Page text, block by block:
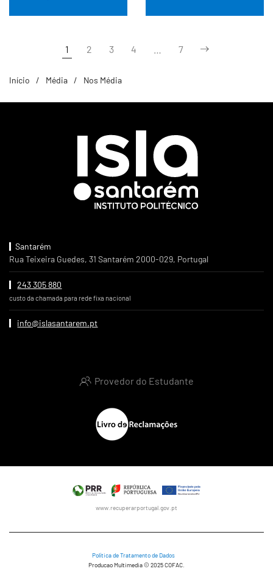
1 2 3 4 7
Início Média Nos Média
Santarém
Rua Teixeira Guedes, 31 Santarém 2000-029, Portugal
243 305 880
custo da chamada para rede fixa nacional
info@islasantarem.pt
Provedor do Estudante
www.recuperarportugal.gov.pt
Política de Tratamento de Dados
Producao Multimedia © 2025 COFAC.